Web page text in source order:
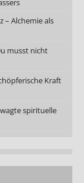
– Alchemie als
musst nicht
Kraft
spirituelle